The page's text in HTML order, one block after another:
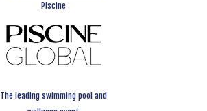
Piscine
The leading swimming pool and